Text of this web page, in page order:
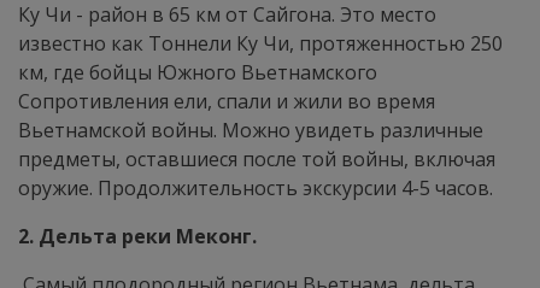
Ку Чи - район в 65 км от Сайгона. Это место
известно как Тоннели Ку Чи, протяженностью 250
км, где бойцы Южного Вьетнамского
Сопротивления ели, спали и жили во время
Вьетнамской войны. Можно увидеть различные
предметы, оставшиеся после той войны, включая
оружие. Продолжительность экскурсии 4-5 часов.
2. Дельта реки Меконг.